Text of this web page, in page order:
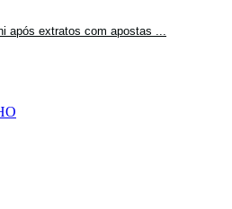
após extratos com apostas ...